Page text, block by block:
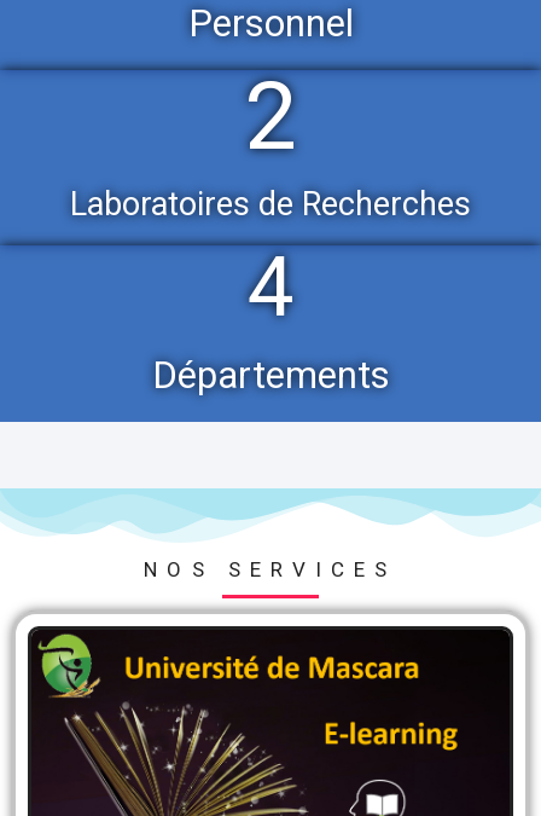
Personnel
2
Laboratoires de Recherches
4
Départements
NOS SERVICES
La Plateforme E-learning
Espace pédagogique en ligne, qui permet aux
enseignants d’organiser leurs ressources
pédagogiques aux étudiants …